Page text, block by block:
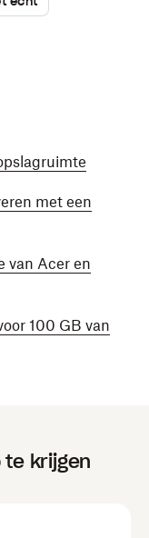
met een
van Acer en
100 GB van
krijgen